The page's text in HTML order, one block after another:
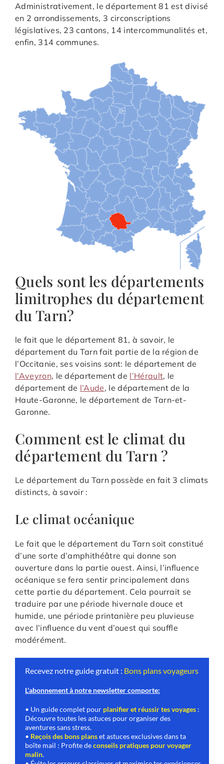
Administrativement, le département 81 est divisé
en 2 arrondissements, 3 circonscriptions
législatives, 23 cantons, 14 intercommunalités et,
enfin, 314 communes.
Quels sont les départements
limitrophes du département
du Tarn?
le fait que le département 81, à savoir, le
département du Tarn fait partie de la région de
l’Occitanie, ses voisins sont: le département de
l’Aveyron, le département de l’Hérault, le
département de l’Aude, le département de la
Haute-Garonne, le département de Tarn-et-
Garonne.
Comment est le climat du
département du Tarn ?
Le département du Tarn possède en fait 3 climats
distincts, à savoir :
Le climat océanique
Le fait que le département du Tarn soit constitué
d’une sorte d’amphithéâtre qui donne son
ouverture dans la partie ouest. Ainsi, l’influence
océanique se fera sentir principalement dans
cette partie du département. Cela pourrait se
traduire par une période hivernale douce et
humide, une période printanière peu pluvieuse
avec l’influence du vent d’ouest qui souffle
modérément.